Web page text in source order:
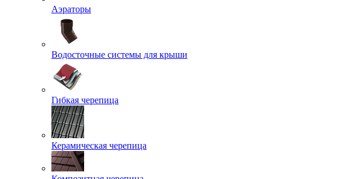
Аэраторы
Водосточные системы для крыши
Гибкая черепица
Керамическая черепица